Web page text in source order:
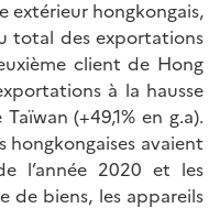
extérieur hongkongais,
total des exportations
client de Hong
à la hausse
(+49,1% en g.a).
hongkongaises avaient
l’année 2020 et les
de biens, les appareils